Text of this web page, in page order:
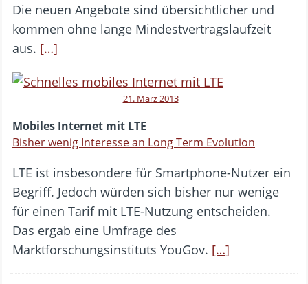
Die neuen Angebote sind übersichtlicher und
kommen ohne lange Mindestvertragslaufzeit
aus. […]
21. März 2013
Mobiles Internet mit LTE
Bisher wenig Interesse an Long Term Evolution
LTE ist insbesondere für Smartphone-Nutzer ein
Begriff. Jedoch würden sich bisher nur wenige
für einen Tarif mit LTE-Nutzung entscheiden.
Das ergab eine Umfrage des
Marktforschungsinstituts YouGov. […]